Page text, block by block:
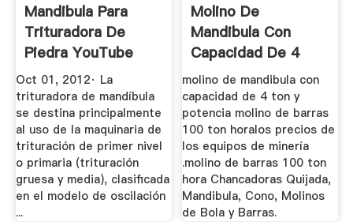
Mandibula Para
Trituradora De
Piedra YouTube
Oct 01, 2012· La
trituradora de mandíbula
se destina principalmente
al uso de la maquinaria de
trituración de primer nivel
o primaria (trituración
gruesa y media), clasificada
en el modelo de oscilación
...
Molino De
Mandibula Con
Capacidad De 4
Ton Y Potencia
molino de mandibula con
capacidad de 4 ton y
potencia molino de barras
100 ton horalos precios de
los equipos de minería
.molino de barras 100 ton
hora Chancadoras Quijada,
Mandibula, Cono, Molinos
de Bola y Barras.